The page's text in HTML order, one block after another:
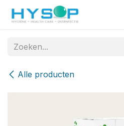
Overslaan naar inhoud
Alle producten